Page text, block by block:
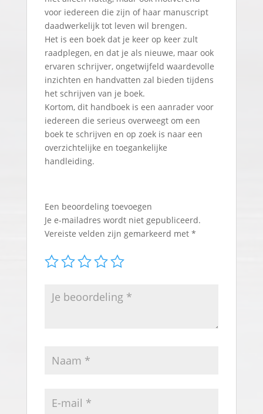
voor iedereen die zijn of haar manuscript
daadwerkelijk tot leven wil brengen.
Het is een boek dat je keer op keer zult
raadplegen, en dat je als nieuwe, maar ook
ervaren schrijver, ongetwijfeld waardevolle
inzichten en handvatten zal bieden tijdens
het schrijven van je boek.
Kortom, dit handboek is een aanrader voor
iedereen die serieus overweegt om een
boek te schrijven en op zoek is naar een
overzichtelijke en toegankelijke
handleiding.
Een beoordeling toevoegen
Je e-mailadres wordt niet gepubliceerd.
Vereiste velden zijn gemarkeerd met *